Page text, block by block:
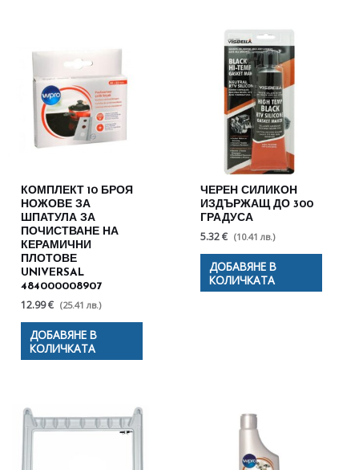
КОМПЛЕКТ 10 БРОЯ
НОЖОВЕ ЗА
ШПАТУЛА ЗА
ПОЧИСТВАНЕ НА
КЕРАМИЧНИ
ПЛОТОВЕ
UNIVERSAL
484000008907
12.99 € (25.41 лв.)
ДОБАВЯНЕ В
КОЛИЧКАТА
ЧЕРЕН СИЛИКОН
ИЗДЪРЖАЩ ДО 300
ГРАДУСА
5.32 € (10.41 лв.)
ДОБАВЯНЕ В
КОЛИЧКАТА